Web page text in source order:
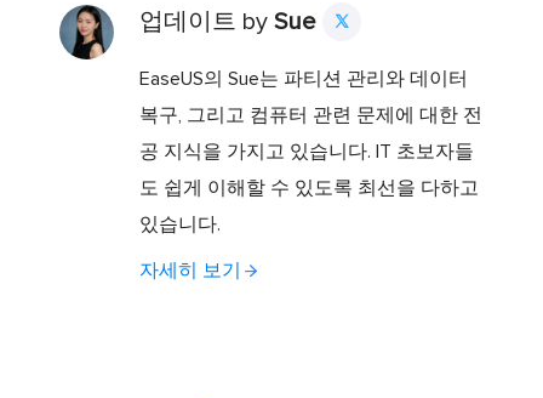
업데이트 by Sue 
EaseUS의 Sue는 파티션 관리와 데이터
복구, 그리고 컴퓨터 관련 문제에 대한 전
공 지식을 가지고 있습니다. IT 초보자들
도 쉽게 이해할 수 있도록 최선을 다하고
있습니다.
자세히 보기